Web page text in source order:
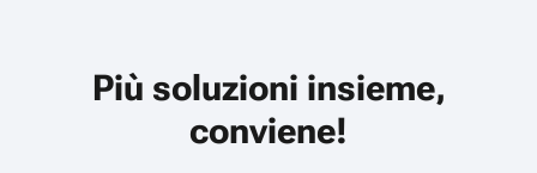
Più soluzioni insieme,
conviene!